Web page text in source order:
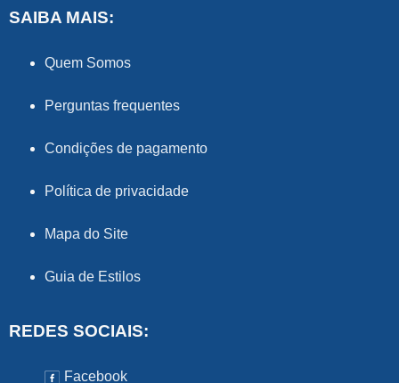
SAIBA MAIS:
Quem Somos
Perguntas frequentes
Condições de pagamento
Política de privacidade
Mapa do Site
Guia de Estilos
REDES SOCIAIS:
Facebook